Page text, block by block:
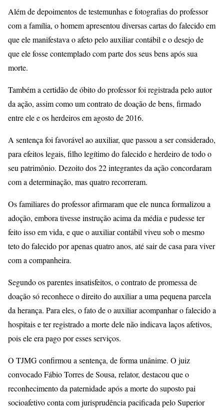
Além de depoimentos de testemunhas e fotografias do professor
com a família, o homem apresentou diversas cartas do falecido em
que ele manifestava o afeto pelo auxiliar contábil e o desejo de
que ele fosse contemplado com parte dos seus bens após sua
morte.
Também a certidão de óbito do professor foi registrada pelo autor
da ação, assim como um contrato de doação de bens, firmado
entre ele e os herdeiros em agosto de 2016.
A sentença foi favorável ao auxiliar, que passou a ser considerado,
para efeitos legais, filho legítimo do falecido e herdeiro de todo o
seu patrimônio. Dezoito dos 22 integrantes da ação concordaram
com a determinação, mas quatro recorreram.
Os familiares do professor afirmaram que ele nunca formalizou a
adoção, embora tivesse instrução acima da média e pudesse ter
feito isso em vida, e que o auxiliar contábil viveu sob o mesmo
teto do falecido por apenas quatro anos, até sair de casa para viver
com a companheira.
Segundo os parentes insatisfeitos, o contrato de promessa de
doação só reconhece o direito do auxiliar a uma pequena parcela
da herança. Para eles, o fato de o auxiliar acompanhar o falecido a
hospitais e ter registrado a morte dele não indicava laços afetivos,
pois ele era pago por esses serviços.
O TJMG confirmou a sentença, de forma unânime. O juiz
convocado Fábio Torres de Sousa, relator, destacou que o
reconhecimento da paternidade após a morte do suposto pai
socioafetivo conta com jurisprudência pacificada pelo Superior